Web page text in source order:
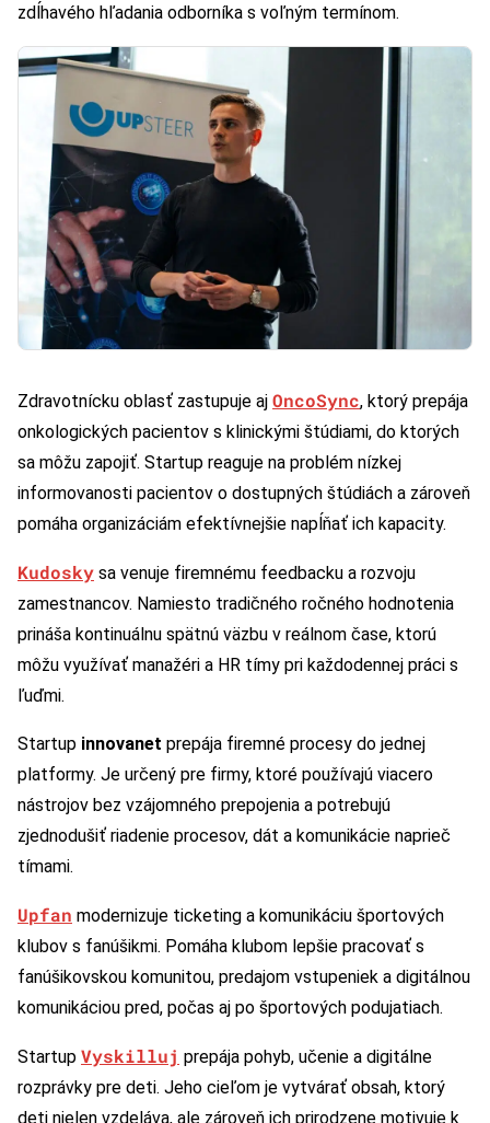
zdĺhavého hľadania odborníka s voľným termínom.
Zdravotnícku oblasť zastupuje aj OncoSync, ktorý prepája
onkologických pacientov s klinickými štúdiami, do ktorých
sa môžu zapojiť. Startup reaguje na problém nízkej
informovanosti pacientov o dostupných štúdiách a zároveň
pomáha organizáciám efektívnejšie napĺňať ich kapacity.
Kudosky sa venuje firemnému feedbacku a rozvoju
zamestnancov. Namiesto tradičného ročného hodnotenia
prináša kontinuálnu spätnú väzbu v reálnom čase, ktorú
môžu využívať manažéri a HR tímy pri každodennej práci s
ľuďmi.
Startup innovanet prepája firemné procesy do jednej
platformy. Je určený pre firmy, ktoré používajú viacero
nástrojov bez vzájomného prepojenia a potrebujú
zjednodušiť riadenie procesov, dát a komunikácie naprieč
tímami.
Upfan modernizuje ticketing a komunikáciu športových
klubov s fanúšikmi. Pomáha klubom lepšie pracovať s
fanúšikovskou komunitou, predajom vstupeniek a digitálnou
komunikáciou pred, počas aj po športových podujatiach.
Startup Vyskilluj prepája pohyb, učenie a digitálne
rozprávky pre deti. Jeho cieľom je vytvárať obsah, ktorý
deti nielen vzdeláva, ale zároveň ich prirodzene motivuje k